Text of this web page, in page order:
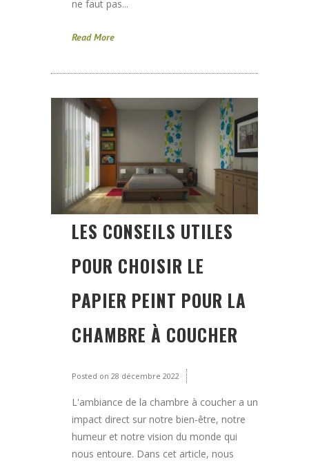
ne faut pas...
Read More
LES CONSEILS UTILES
POUR CHOISIR LE
PAPIER PEINT POUR LA
CHAMBRE À COUCHER
Posted on 28 décembre 2022
L'ambiance de la chambre à coucher a un
impact direct sur notre bien-être, notre
humeur et notre vision du monde qui
nous entoure. Dans cet article, nous